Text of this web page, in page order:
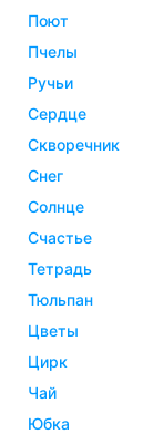
поют
пчелы
ручьи
сердце
скворечник
снег
солнце
счастье
тетрадь
тюльпан
цветы
цирк
чай
юбка